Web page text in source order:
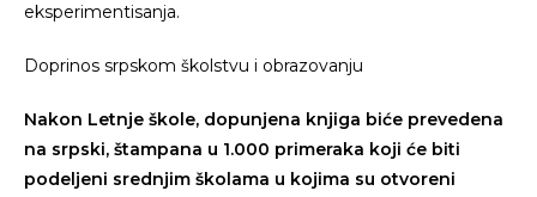
eksperimentisanja.
Doprinos srpskom školstvu i obrazovanju
Nakon Letnje škole, dopunjena knjiga biće prevedena
na srpski, štampana u 1.000 primeraka koji će biti
podeljeni srednjim školama u kojima su otvoreni